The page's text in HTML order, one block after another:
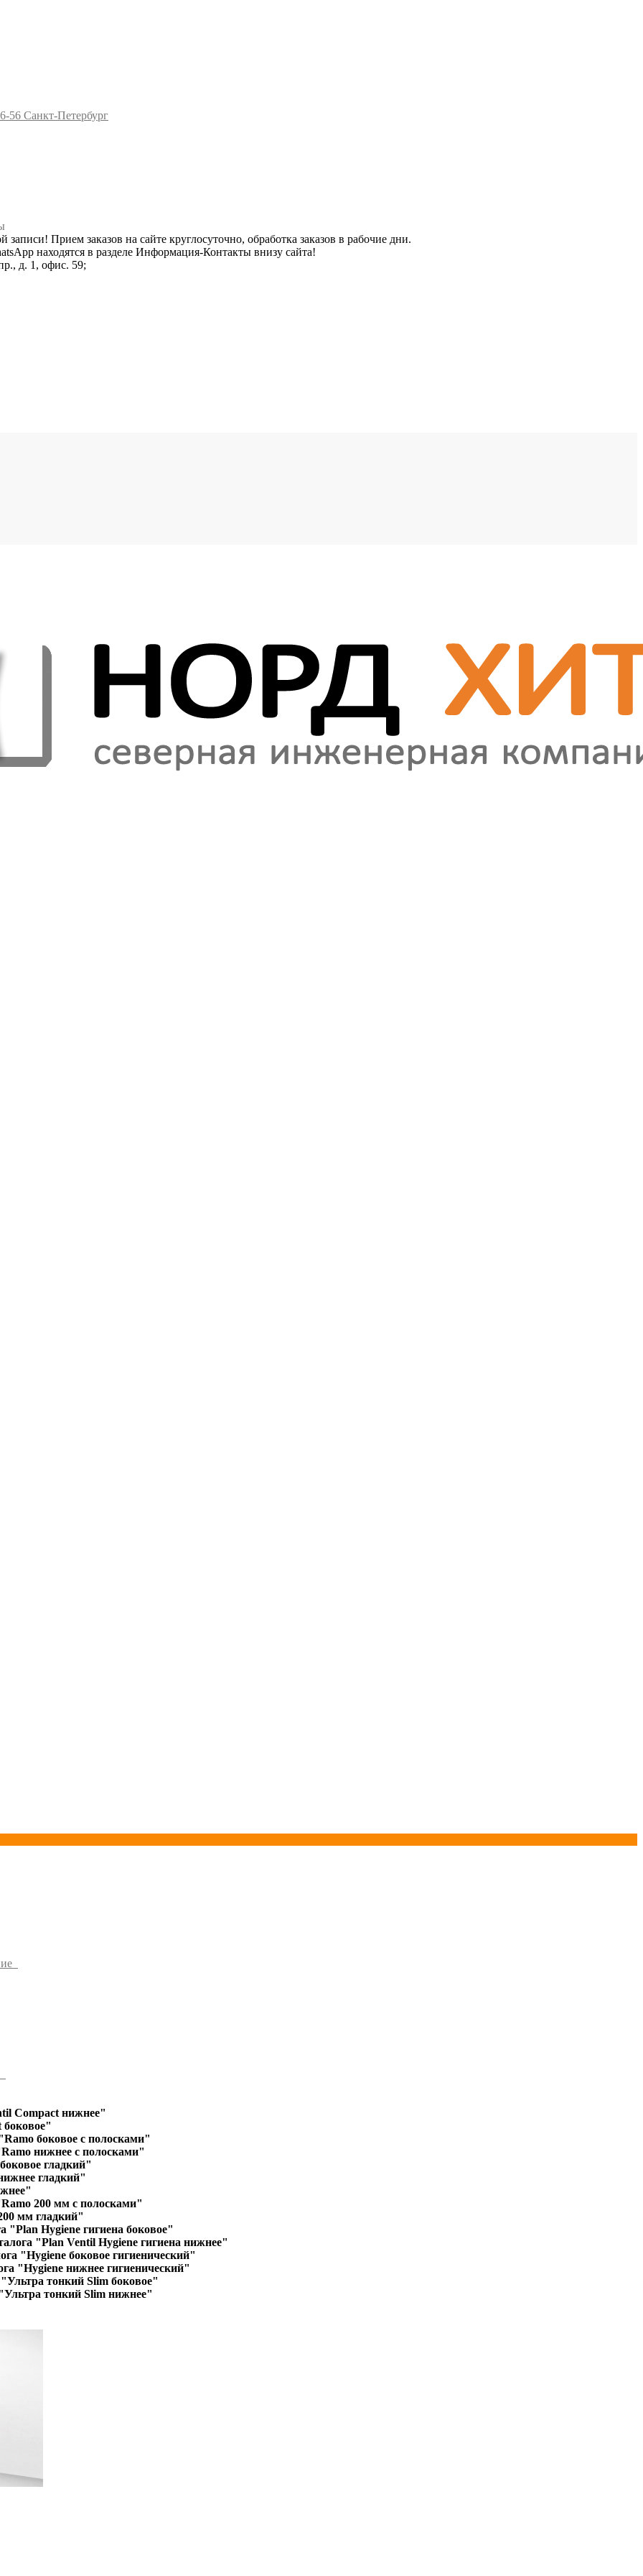
56 Санкт-Петербург
Прием заказов на сайте круглосуточно, обработка заказов в рабочие дни.
находятся в разделе Информация-Контакты внизу сайта!
д. 1, офис. 59;
Compact нижнее"
боковое"
боковое с полосками"
нижнее с полосками"
гладкий"
гладкий"
200 мм с полосками"
мм гладкий"
"Plan Hygiene гигиена боковое"
"Plan Ventil Hygiene гигиена нижнее"
"Hygiene боковое гигиенический"
"Hygiene нижнее гигиенический"
тонкий Slim боковое"
тонкий Slim нижнее"